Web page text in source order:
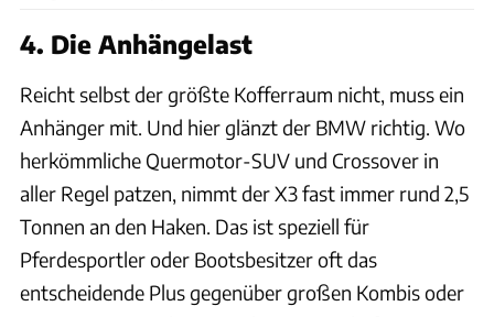
4. Die Anhängelast
Reicht selbst der größte Kofferraum nicht, muss ein
Anhänger mit. Und hier glänzt der BMW richtig. Wo
herkömmliche Quermotor-SUV und Crossover in
aller Regel patzen, nimmt der X3 fast immer rund 2,5
Tonnen an den Haken. Das ist speziell für
Pferdesportler oder Bootsbesitzer oft das
entscheidende Plus gegenüber großen Kombis oder